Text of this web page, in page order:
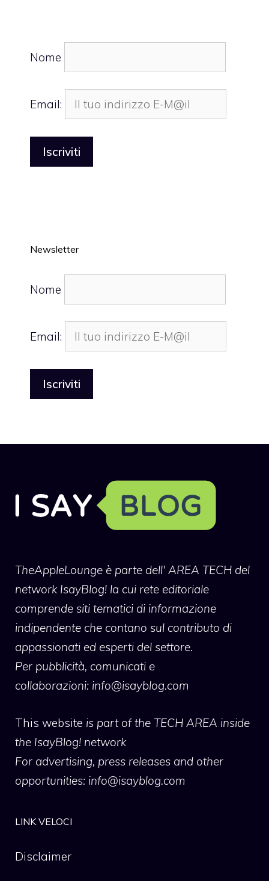
Nome
Email:
Newsletter
Nome
Email:
TheAppleLounge è parte dell' AREA TECH del
network IsayBlog! la cui rete editoriale
comprende siti tematici di informazione
indipendente che contano sul contributo di
appassionati ed esperti del settore.
Per pubblicità, comunicati e
collaborazioni: info@isayblog.com
This website is part of the TECH AREA inside
the IsayBlog! network
For advertising, press releases and other
opportunities: info@isayblog.com
LINK VELOCI
Disclaimer